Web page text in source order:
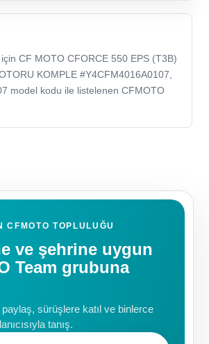
CF MOTO CFORCE 550 EPS (T3B)
KOMPLE #Y4CFM4016A0107,
model kodu ile listelenen CFMOTO
CFMOTO TOPLULUĞU
ve şehrine uygun
Team grubuna
sürüşlere katıl ve binlerce
tanış.